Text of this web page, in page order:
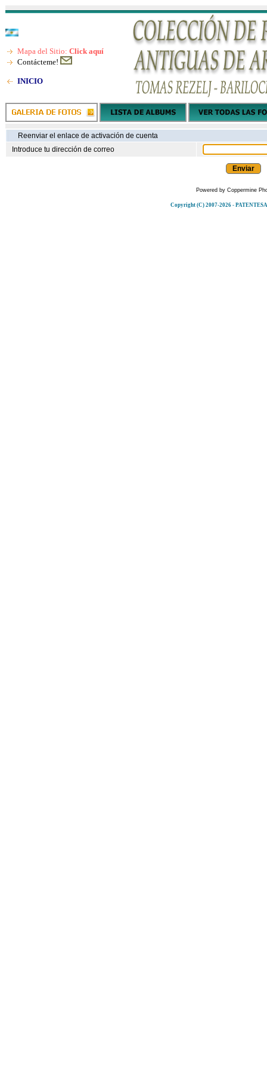
Mapa del Sitio: Click aquí
Contácteme!
INICIO
Reenviar el enlace de activación de cuenta
Introduce tu dirección de correo
Powered by Coppermine
Copyright (C) 2007-2026 -